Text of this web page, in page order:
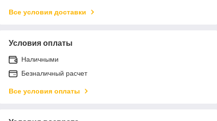
Все условия доставки
Условия оплаты
Наличными
Безналичный расчет
Все условия оплаты